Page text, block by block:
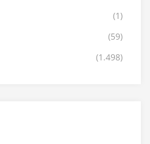
(1)
(59)
(1.498)